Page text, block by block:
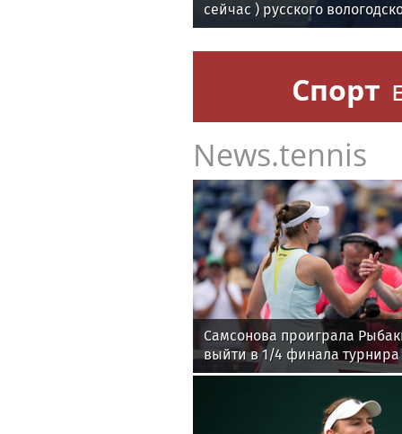
сейчас ) русского
поэта Андрея Малышева (
в 2016 г. )
Спорт
News.tennis
Самсонова проиграла
выйти в 1/4 финала турнира